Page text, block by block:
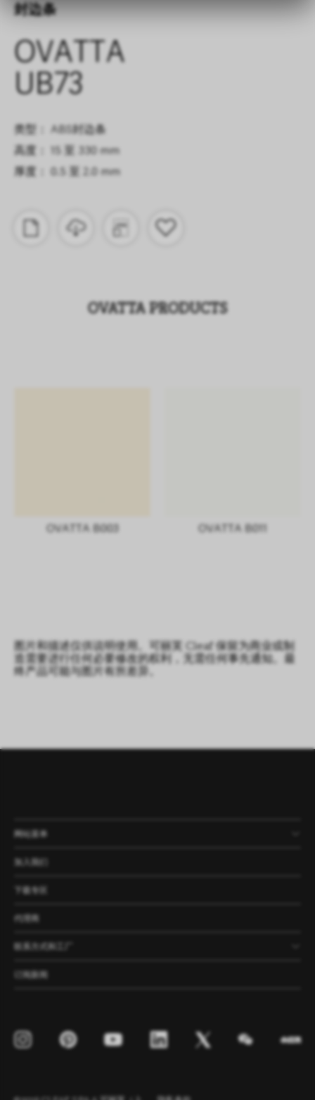
封边条
OVATTA
UB73
类型： ABS封边条
高度： 15 至 330 mm
厚度： 0.5 至 2.0 mm
OVATTA PRODUCTS
OVATTA B003 OVATTA B011
图片和描述仅供说明使用。可丽芙 Cleaf 保留为商业或制
造需要进行任何必要修改的权利，无需任何事先通知。最
终产品可能与图片有所差异。
网站菜单
产品
公司
资讯
案例
加入我们
代理商
联系方式和工厂
订阅新闻